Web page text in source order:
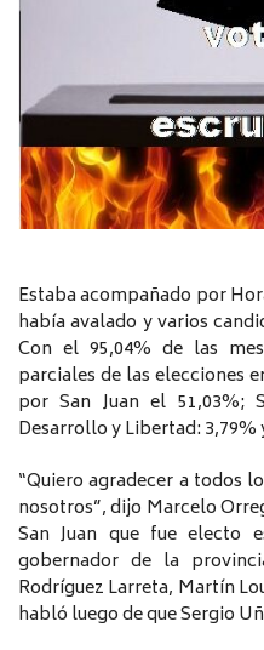
Estaba acompañado por
había avalado y varios
Con el 95,04% de las
parciales de las elecciones
por San Juan el 51,03%;
Desarrollo y Libertad: 3,79%
“Quiero agradecer a todos
nosotros”, dijo Marcelo
San Juan que fue electo
gobernador de la
Rodríguez Larreta, Martín
habló luego de que Sergio